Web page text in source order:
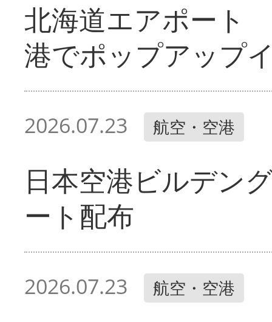
北海道エアポート
港でポップアップ
2026.07.23 航空・空港
日本空港ビルデン
ート配布
2026.07.23 航空・空港